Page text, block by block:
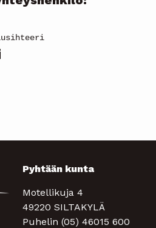
Pyhtään kunta
Motellikuja 4
49220 SILTAKYLÄ
Puhelin (05) 46015 600